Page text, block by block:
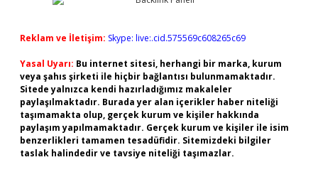
Reklam ve İletişim: Skype: live:.cid.575569c608265c69
Yasal Uyarı: Bu internet sitesi, herhangi bir marka, kurum
veya şahıs şirketi ile hiçbir bağlantısı bulunmamaktadır.
Sitede yalnızca kendi hazırladığımız makaleler
paylaşılmaktadır. Burada yer alan içerikler haber niteliği
taşımamakta olup, gerçek kurum ve kişiler hakkında
paylaşım yapılmamaktadır. Gerçek kurum ve kişiler ile isim
benzerlikleri tamamen tesadüfidir. Sitemizdeki bilgiler
taslak halindedir ve tavsiye niteliği taşımazlar.